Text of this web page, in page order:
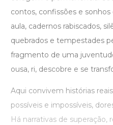
contos, confissões e
aula, cadernos rabiscados,
quebrados e tempestades
fragmento de uma
ousa, ri, descobre e se
Aqui convivem histórias
possíveis e impossíveis,
Há narrativas de